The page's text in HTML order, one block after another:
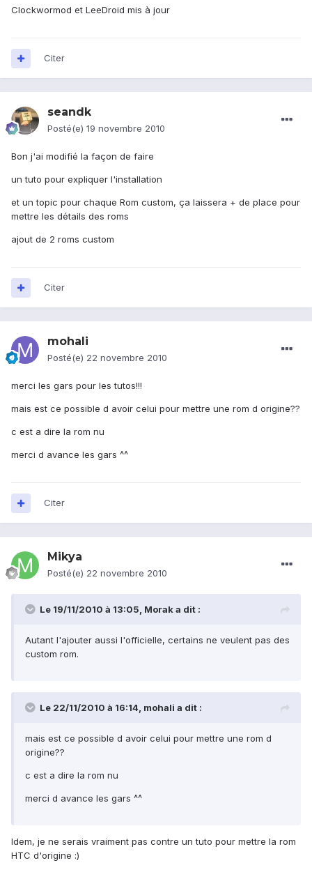
Clockwormod et LeeDroid mis à jour
Citer
seandk
Posté(e) 19 novembre 2010
Bon j'ai modifié la façon de faire
un tuto pour expliquer l'installation
et un topic pour chaque Rom custom, ça laissera + de place pour
mettre les détails des roms
ajout de 2 roms custom
Citer
mohali
Posté(e) 22 novembre 2010
merci les gars pour les tutos!!!
mais est ce possible d avoir celui pour mettre une rom d origine??
c est a dire la rom nu
merci d avance les gars ^^
Citer
Mikya
Posté(e) 22 novembre 2010
Le 19/11/2010 à 13:05, Morak a dit :
Autant l'ajouter aussi l'officielle, certains ne veulent pas des
custom rom.
Le 22/11/2010 à 16:14, mohali a dit :
mais est ce possible d avoir celui pour mettre une rom d
origine??
c est a dire la rom nu
merci d avance les gars ^^
Idem, je ne serais vraiment pas contre un tuto pour mettre la rom
HTC d'origine :)